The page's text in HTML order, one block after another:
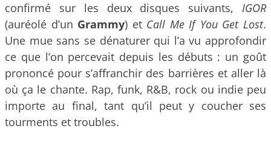
confirmé sur les deux disques suivants, IGOR
(auréolé d’un Grammy) et Call Me If You Get Lost.
Une mue sans se dénaturer qui l’a vu approfondir
ce que l’on percevait depuis les débuts : un goût
prononcé pour s’affranchir des barrières et aller là
où ça le chante. Rap, funk, R&B, rock ou indie peu
importe au final, tant qu’il peut y coucher ses
tourments et troubles.